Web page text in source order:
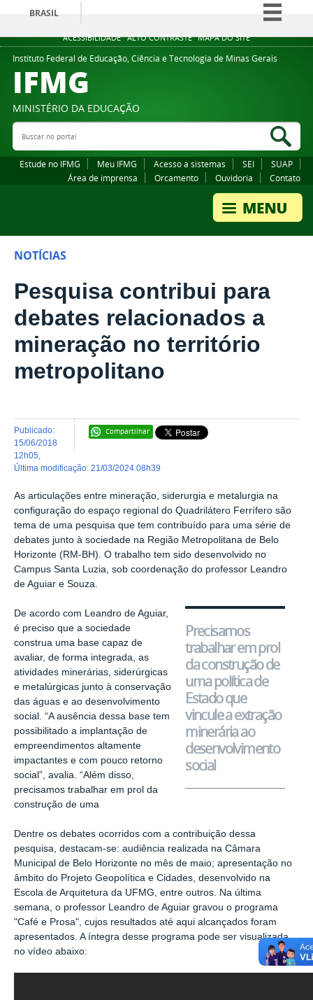
ACESSIBILIDADE ALTO CONTRASTE MAPA DO SITE
BRASIL
Simplifique!
Comunica BR
Legislação
Instituto Federal de Educação, Ciência e Tecnologia de Minas Gerais
IFMG
MINISTÉRIO DA EDUCAÇÃO
Buscar no portal
Estude no IFMG Meu IFMG Acesso a sistemas SEI
SUAP
Área de imprensa
Orcamento Ouvidoria Contato
NOTÍCIAS
Pesquisa contribui para
debates relacionados a
mineração no território
metropolitano
Compartilhar
publicado:
15/06/2018
12h05
última modificação: 21/03/2024 08h39
As articulações entre mineração, siderurgia e metalurgia na
configuração do espaço regional do Quadrilátero Ferrífero são
tema de uma pesquisa que tem contribuído para uma série de
debates junto à sociedade na Região Metropolitana de Belo
Horizonte (RM-BH). O trabalho tem sido desenvolvido no
Campus Santa Luzia, sob coordenação do professor Leandro
de Aguiar e Souza.
Precisamos
trabalhar em prol
da construção de
uma política de
Estado que
vincule a extração
minerária ao
desenvolvimento
social
De acordo com Leandro de Aguiar,
é preciso que a sociedade
construa uma base capaz de
avaliar, de forma integrada, as
atividades minerárias, siderúrgicas
e metalúrgicas junto à conservação
das águas e ao desenvolvimento
social. “A ausência dessa base tem
possibilitado a implantação de
empreendimentos altamente
impactantes e com pouco retorno
social”, avalia. “Além disso,
precisamos trabalhar em prol da
construção de uma
Dentre os debates ocorridos com a contribuição dessa
pesquisa, destacam-se: audiência realizada na Câmara
Municipal de Belo Horizonte no mês de maio; apresentação no
âmbito do Projeto Geopolítica e Cidades, desenvolvido na
Escola de Arquitetura da UFMG, entre outros. Na última
semana, o professor Leandro de Aguiar gravou o programa
"Café e Prosa", cujos resultados até aqui alcançados foram
apresentados. A íntegra desse programa pode ser visualizada
no vídeo abaixo: